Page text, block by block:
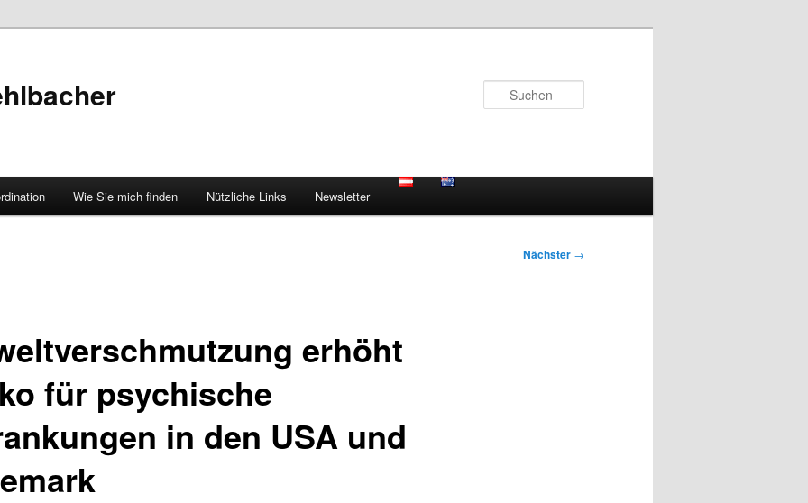
Wie Sie mich finden Nützliche Links Newsletter
Nächster →
erhöht
für psychische
in den USA und